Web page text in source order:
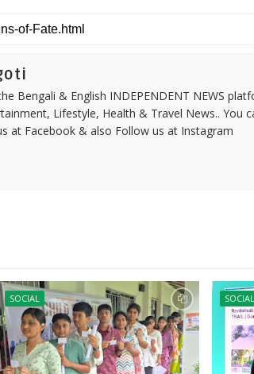
Bengali & English INDEPENDENT NEWS
Lifestyle, Health & Travel News.. You
at Facebook & also Follow us at Instagram
SOCIAL SOCIAL